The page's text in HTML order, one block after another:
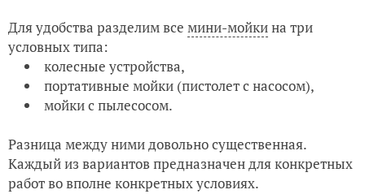
Для удобства разделим все мини-мойкина три
условных типа:
колесные устройства,
портативные мойки (пистолет с насосом),
мойки с пылесосом.
Разница между ними довольно существенная.
Каждый из вариантов предназначен для конкретных
работ во вполне конкретных условиях.